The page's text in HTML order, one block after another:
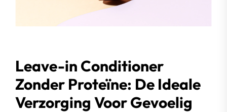
Leave-in Conditioner
Zonder Proteïne: De Ideale
Verzorging Voor Gevoelig